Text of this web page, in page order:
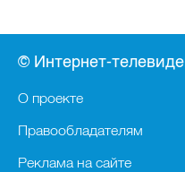
© Интернет-
О проекте
Правообладателям
Реклама на сайте